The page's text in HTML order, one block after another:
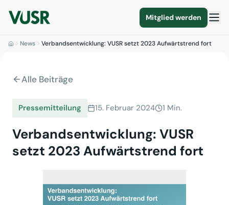
Mitglied werden
News Verbandsentwicklung: VUSR setzt 2023 Aufwärtstrend fort
Alle Beiträge
Pressemitteilung 15. Februar 2024 1 Min.
Verbandsentwicklung: VUSR
setzt 2023 Aufwärtstrend fort